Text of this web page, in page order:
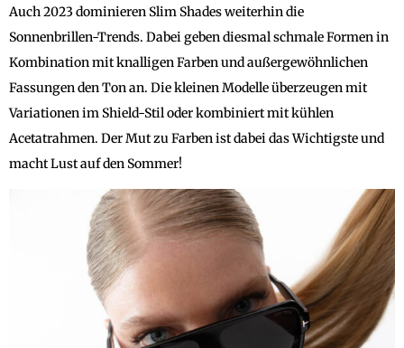
Auch 2023 dominieren Slim Shades weiterhin die
Sonnenbrillen-Trends. Dabei geben diesmal schmale Formen in
Kombination mit knalligen Farben und außergewöhnlichen
Fassungen den Ton an. Die kleinen Modelle überzeugen mit
Variationen im Shield-Stil oder kombiniert mit kühlen
Acetatrahmen. Der Mut zu Farben ist dabei das Wichtigste und
macht Lust auf den Sommer!